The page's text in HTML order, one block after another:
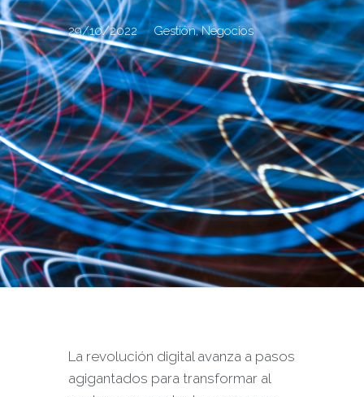
29/10/2022 Gestión,Negocios
La revolución digital avanza a pasos
agigantados para transformar al